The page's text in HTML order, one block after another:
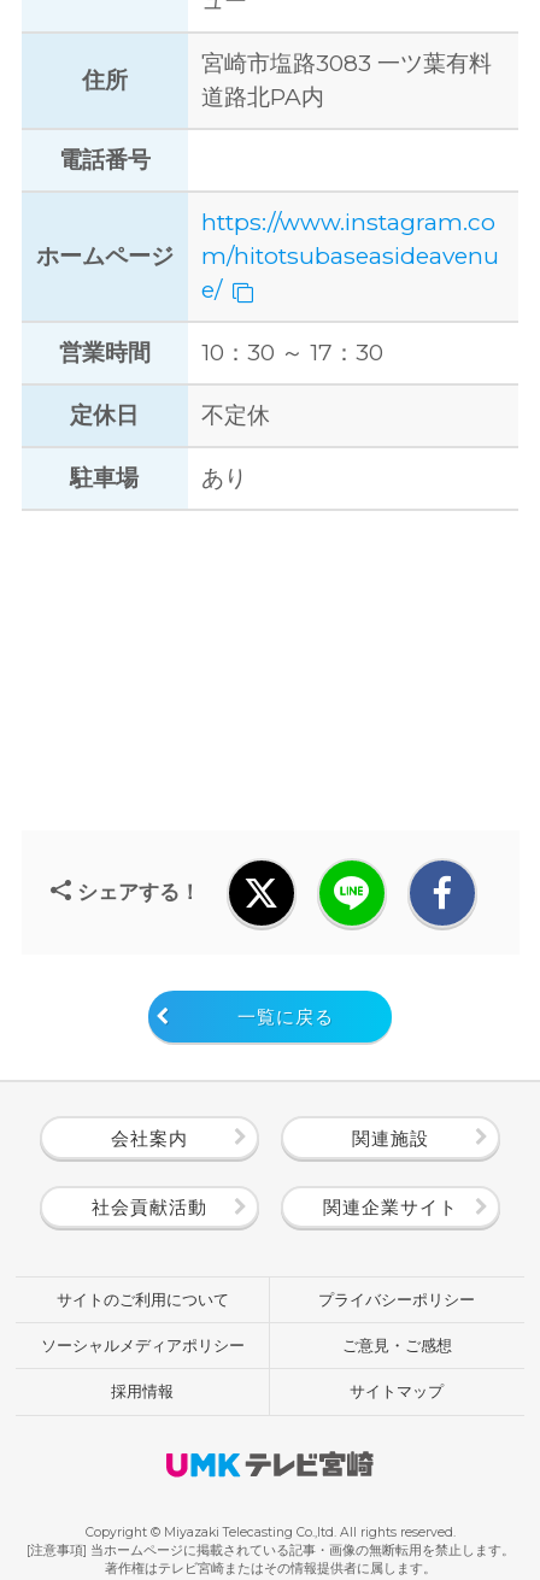
住所
宮崎市塩路3083 一ツ葉有料
道路北PA内
電話番号
ホームページ
https://www.instagram.co
m/hitotsubaseasideavenu
e/
営業時間 10：30 ～ 17：30
定休日 不定休
駐車場 あり
シェアする！
一覧に戻る
会社案内 関連施設
社会貢献活動 関連企業サイト
サイトのご利用について プライバシーポリシー
ソーシャルメディアポリシー ご意見・ご感想
採用情報 サイトマップ
Copyright © Miyazaki Telecasting Co.,ltd. All rights reserved.
[注意事項] 当ホームページに掲載されている記事・画像の無断転用を禁止します。
著作権はテレビ宮崎またはその情報提供者に属します。